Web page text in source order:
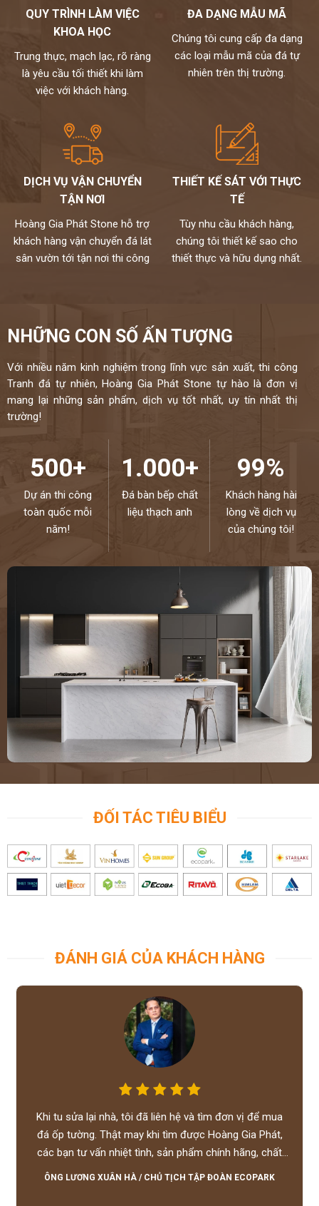
Đối với gia chủ mệnh Thủy: nên chọn tranh đá màu trắng, ghi,
xám (tương sinh), xanh lam từ đậm đến nhạt. Tránh vàng, nâu
đất, nâu đậm (tương khắc).
Đối với gia chủ mệnh Hỏa: nên chọn đỏ, xanh lá cây, cam (tương
sinh), tránh đen, xanh biển sẫm, xám.
Đối với gia chủ mệnh Thổ: nên chọn tranh đá màu đỏ, tím, hồng,
kho đá hoàng gia phát là nhà phân phối và thi công đá tự nhiên
chuyên nghiệp. Hiện nay, chúng tôi đang sở hữu bộ sưu tập
tranh đá tự nhiên ốp tường cao cấp với nhiều mẫu mã độc đáo
và kích thước đa dạng. Toàn bộ đều được nhập khẩu trực tiếp từ
các nhà cung cấp hàng đầu thế giới và kiểm định kỹ lưỡng theo
một quy trình chuyên nghiệp.
Mọi nhu cầu, xin vui lòng liên hệ Hotline 0972101656 -
QUY TRÌNH LÀM VIỆC
KHOA HỌC
Trung thực, mạch lạc, rõ ràng
là yêu cầu tối thiết khi làm
việc với khách hàng.
ĐA DẠNG MẪU MÃ
Chúng tôi cung cấp đa dạng
các loại mẫu mã của đá tự
nhiên trên thị trường.
DỊCH VỤ VẬN CHUYỂN
TẬN NƠI
Hoàng Gia Phát Stone hỗ trợ
khách hàng vận chuyển đá lát
sân vườn tới tận nơi thi công
THIẾT KẾ SÁT VỚI THỰC
TẾ
Tùy nhu cầu khách hàng,
chúng tôi thiết kế sao cho
thiết thực và hữu dụng nhất.
NHỮNG CON SỐ ẤN TƯỢNG
Với nhiều năm kinh nghiệm trong lĩnh vực sản xuất, thi công
Tranh đá tự nhiên, Hoàng Gia Phát Stone tự hào là đơn vị
mang lại những sản phẩm, dịch vụ tốt nhất, uy tín nhất thị
trường!
500+
Dự án thi công
toàn quốc mỗi
năm!
1.000+
Đá bàn bếp chất
liệu thạch anh
99%
Khách hàng hài
lòng về dịch vụ
của chúng tôi!
ĐỐI TÁC TIÊU BIỂU
ĐÁNH GIÁ CỦA KHÁCH HÀNG
Khi tu sửa lại nhà, tôi đã liên hệ và tìm đơn vị để mua
đá ốp tường. Thật may khi tìm được Hoàng Gia Phát,
các bạn tư vấn nhiệt tình, sản phẩm chính hãng, chất
lượng tốt, giá hợp lý, hỗ trợ tận tình.
ÔNG LƯƠNG XUÂN HÀ / CHỦ TỊCH TẬP ĐOÀN ECOPARK